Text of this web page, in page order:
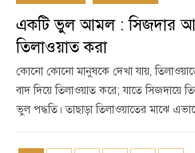
একটি ভুল আমল : সিজদার
তিলাওয়াত করা
কোনো কোনো মানুষকে দেখা যায়,
বাদ দিয়ে তিলাওয়াত করে; যাতে সিজদায়ে
ভুল পদ্ধতি। তাছাড়া তিলাওয়াতের মাঝে